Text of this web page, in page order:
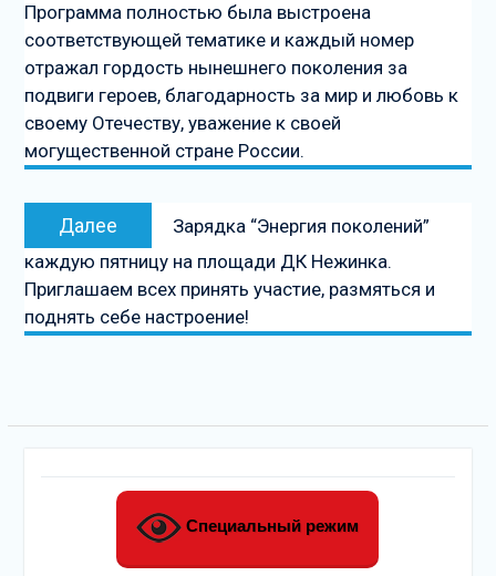
Программа полностью была выстроена
соответствующей тематике и каждый номер
отражал гордость нынешнего поколения за
подвиги героев, благодарность за мир и любовь к
своему Отечеству, уважение к своей
могущественной стране России.
Далее
Следующая
запись
Зарядка “Энергия поколений”
каждую пятницу на площади ДК Нежинка.
Приглашаем всех принять участие, размяться и
поднять себе настроение!
Специальный режим